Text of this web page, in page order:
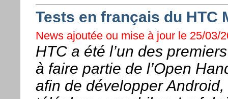
Tests en français du HTC
News ajoutée ou mise à jour le 25/03/
HTC a été l’un des
à faire partie de l’Open
afin de développer